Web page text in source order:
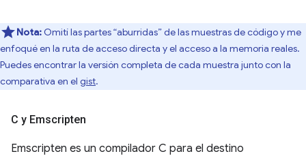
Nota: Omití las partes “aburridas” de las muestras de código y me
enfoqué en la ruta de acceso directa y el acceso a la memoria reales.
Puedes encontrar la versión completa de cada muestra junto con la
comparativa en el gist.
C y Emscripten
Emscripten es un compilador C para el destino